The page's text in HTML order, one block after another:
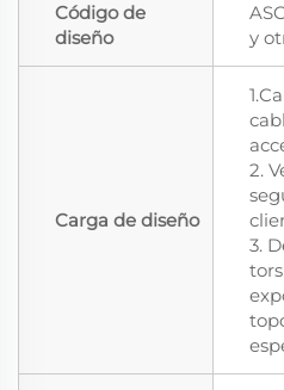
Código de
diseño
y
Carga de diseño
2.
3.